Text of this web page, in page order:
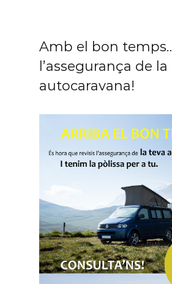
Amb el bon
l’assegurança de
autocaravana!